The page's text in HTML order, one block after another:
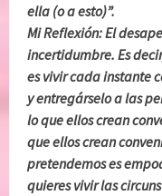
ella (o a esto)”.
Mi Reflexión: El
incertidumbre. Es
es vivir cada instante
y entregárselo a las
lo que ellos crean
que ellos crean
pretendemos es
quieres vivir las